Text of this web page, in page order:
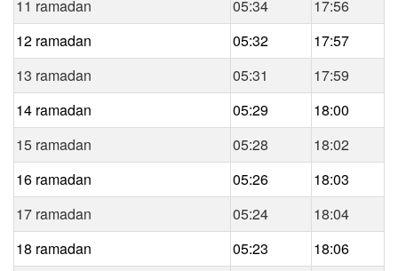
11 ramadan 05:34
17:56
12 ramadan
05:32
17:57
13 ramadan
05:31
17:59
14 ramadan
05:29
18:00
15 ramadan
05:28
18:02
16 ramadan
05:26
18:03
17 ramadan
05:24
18:04
18 ramadan
05:23
18:06